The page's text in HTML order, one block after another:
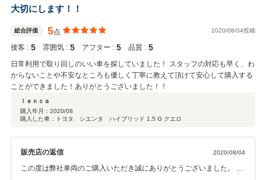
た。 こちらこそ今後とも何卒よろしくお願いいたします。
大切にします！！
総合評価 5点 2020/08/04投稿
接客 : 5 雰囲気 : 5 アフター : 5 品質 : 5
日常利用で取り回しのいい車を探していました！ スタッフの対応も早く、わ
からないことや不安なところも優しく丁寧に教えて頂けて安心して購入する
ことができました！ありがとうございました！！
ｌｅｎｃａ
購入年月： 2020/08
購入した車：トヨタ シエンタ ハイブリッド 1.5 G クエロ
販売店の返信 2020/08/04
この度は弊社車両のご購入いただき誠にありがとうございました。 弊